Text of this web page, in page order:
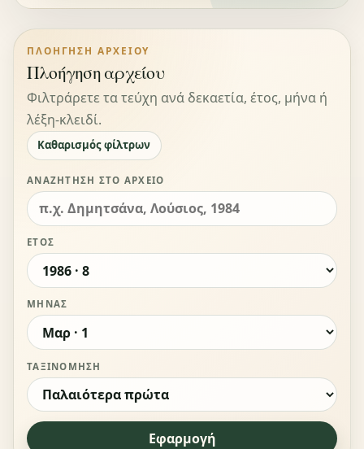
ΠΛΟΉΓΗΣΗ ΑΡΧΕΊΟΥ
Πλοήγηση αρχείου
Φιλτράρετε τα τεύχη ανά δεκαετία, έτος, μήνα ή
λέξη-κλειδί.
Καθαρισμός φίλτρων
ΑΝΑΖΉΤΗΣΗ ΣΤΟ ΑΡΧΕΊΟ
ΈΤΟΣ
ΜΉΝΑΣ
ΤΑΞΙΝΌΜΗΣΗ
Εφαρμογή